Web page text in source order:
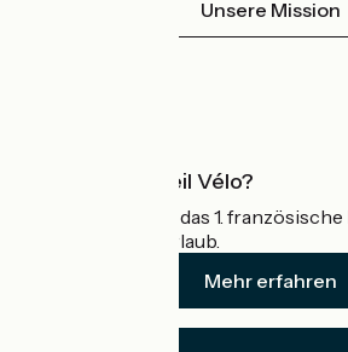
Unsere Mission
Was ist Accueil Vélo?
Accueil Vélo ist das 1.
Radfahrer im Urlaub.
Mehr erfahren